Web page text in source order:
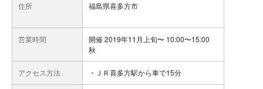
住所 福島県喜多方市
営業時間
開催 2019年11月上旬〜 10:00〜15:00
秋
アクセス方法 ・ＪＲ喜多方駅から車で15分